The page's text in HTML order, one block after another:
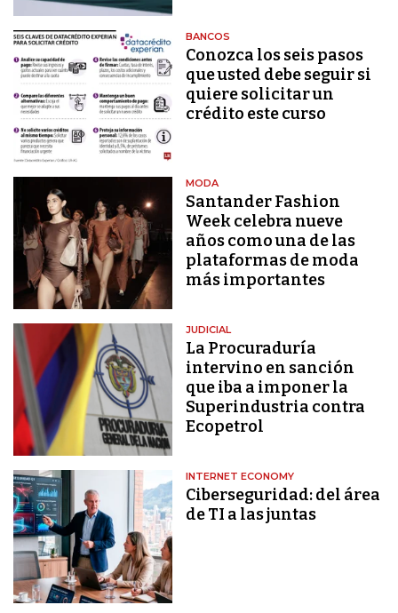
BANCOS
Conozca los seis pasos
que usted debe seguir si
quiere solicitar un
crédito este curso
MODA
Santander Fashion
Week celebra nueve
años como una de las
plataformas de moda
más importantes
JUDICIAL
La Procuraduría
intervino en sanción
que iba a imponer la
Superindustria contra
Ecopetrol
INTERNET ECONOMY
Ciberseguridad: del área
de TI a las juntas